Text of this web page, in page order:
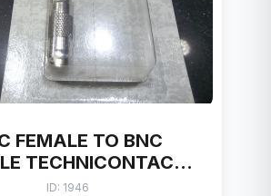
FEMALE TO BNC
TECHNICONTACT
VA-57
ID: 1946